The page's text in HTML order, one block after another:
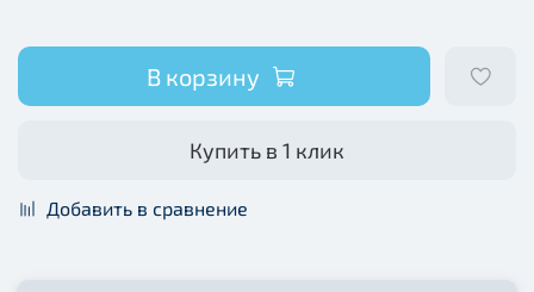
В корзину
Купить в 1 клик
Добавить в сравнение